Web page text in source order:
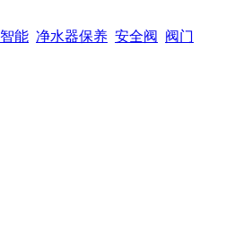
智能 净水器保养 安全阀 阀门